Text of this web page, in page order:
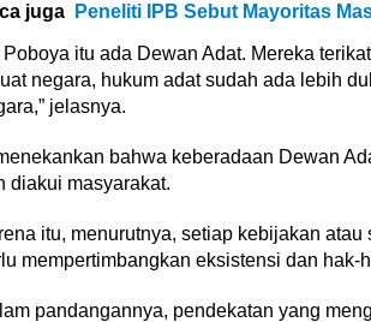
juga Peneliti IPB Sebut Mayoritas
Poboya itu ada Dewan Adat. Mereka
negara, hukum adat sudah ada lebih
jelasnya.
bahwa keberadaan Dewan
diakui masyarakat.
itu, menurutnya, setiap kebijakan
mempertimbangkan eksistensi dan hak-
pandangannya, pendekatan yang